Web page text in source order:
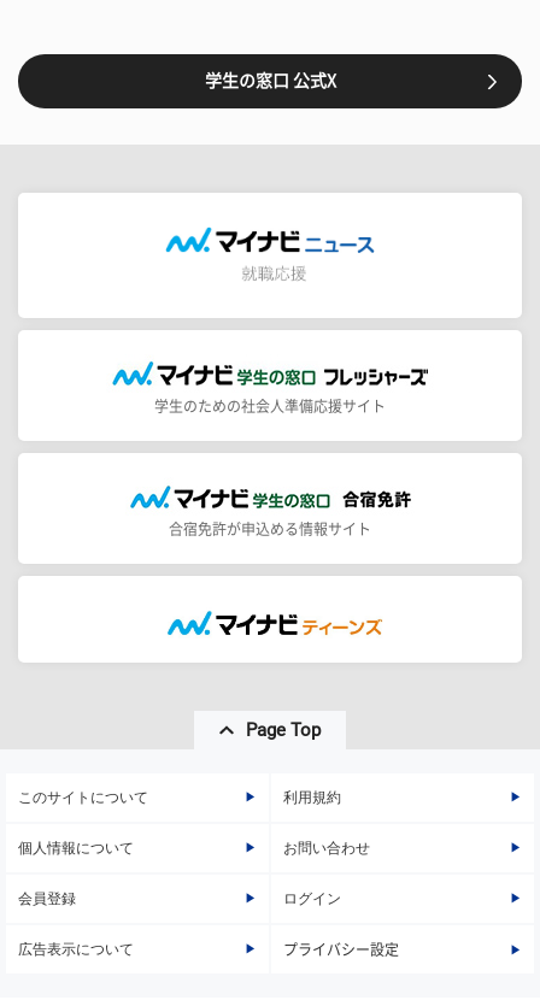
学生の窓口 公式X
学生のための社会人準備応援サイト
合宿免許が申込める情報サイト
Page Top
このサイトについて 利用規約
個人情報について お問い合わせ
会員登録 ログイン
広告表示について プライバシー設定